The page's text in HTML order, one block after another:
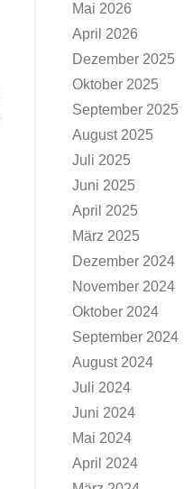
Mai 2026
April 2026
Dezember 2025
Oktober 2025
September 2025
August 2025
Juli 2025
Juni 2025
April 2025
März 2025
Dezember 2024
November 2024
Oktober 2024
September 2024
August 2024
Juli 2024
Juni 2024
Mai 2024
April 2024